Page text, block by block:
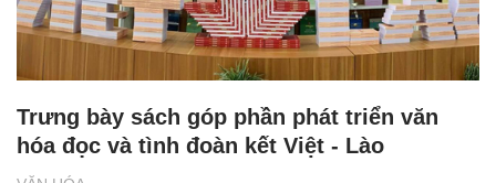
Trưng bày sách góp phần phát triển văn
hóa đọc và tình đoàn kết Việt - Lào